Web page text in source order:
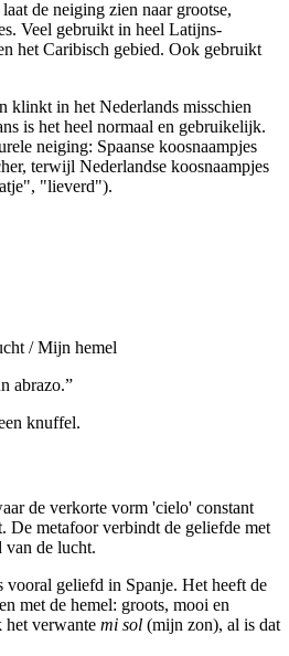
de neiging zien naar grootse,
Veel gebruikt in heel Latijns-
het Caribisch gebied. Ook gebruikt
klinkt in het Nederlands misschien
is het heel normaal en gebruikelijk.
neiging: Spaanse koosnaampjes
terwijl Nederlandse koosnaampjes
"lieverd").
/ Mijn hemel
abrazo.”
knuffel.
de verkorte vorm 'cielo' constant
De metafoor verbindt de geliefde met
van de lucht.
vooral geliefd in Spanje. Het heeft de
met de hemel: groots, mooi en
het verwante mi sol (mijn zon), al is dat